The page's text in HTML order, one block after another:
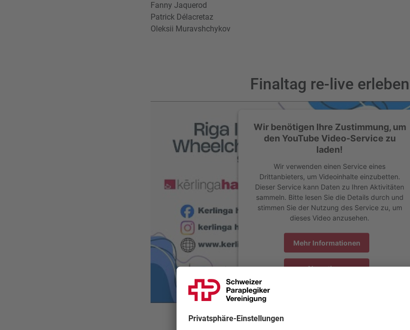
Fanny Jaquerod
Patrick Délacretaz
Oleksii Muravshchykov
Finaltag re-live erleben
Wir benötigen Ihre Zustimmung, um
den YouTube Video-Service zu
laden!
Wir verwenden einen Service eines
Drittanbieters, um Videoinhalte einzubetten.
Dieser Service kann Daten zu Ihren Aktivitäten
sammeln. Bitte lesen Sie die Details durch und
stimmen Sie der Nutzung des Service zu, um
dieses Video anzusehen.
Mehr Informationen
Akzeptieren
powered by